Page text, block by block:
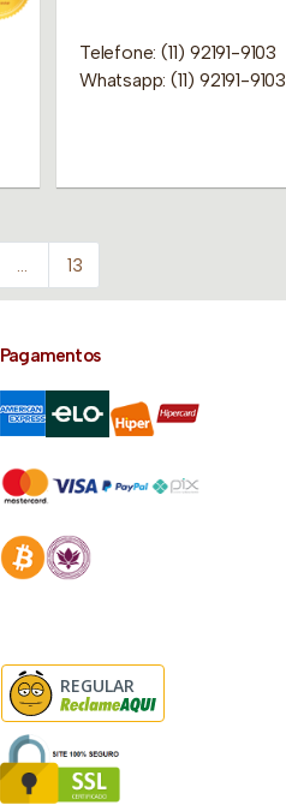
Telefone: (11) 92191-9103
Whatsapp: (11) 92191-9103
13
Pagamentos
REGULAR